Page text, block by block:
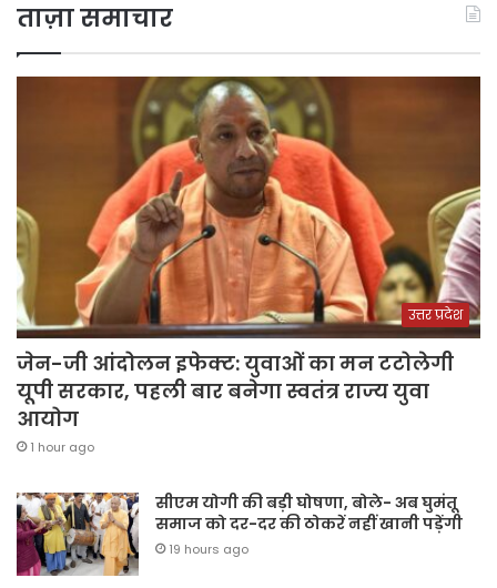
ताज़ा समाचार
उत्तर प्रदेश
जेन-जी आंदोलन इफेक्ट: युवाओं का मन टटोलेगी
यूपी सरकार, पहली बार बनेगा स्वतंत्र राज्य युवा
आयोग
1 hour ago
सीएम योगी की बड़ी घोषणा, बोले- अब घुमंतू
समाज को दर-दर की ठोकरें नहीं खानी पड़ेंगी
19 hours ago